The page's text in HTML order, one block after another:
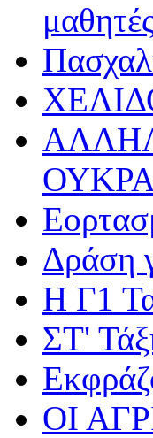
Δράση
Η Γ1
ΣΤ'
ΟΙ